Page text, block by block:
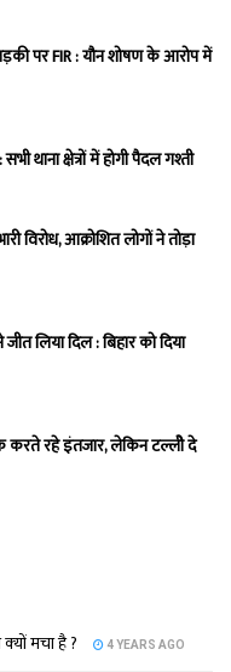
पर FIR : यौन शोषण के आरोप में
थाना क्षेत्रों में होगी पैदल गश्ती
विरोध, आक्रोशित लोगों ने तोड़ा
लिया दिल : बिहार को दिया
करते रहे इंतजार, लेकिन टल्लीे दे
मचा है ? 4 YEARS AGO